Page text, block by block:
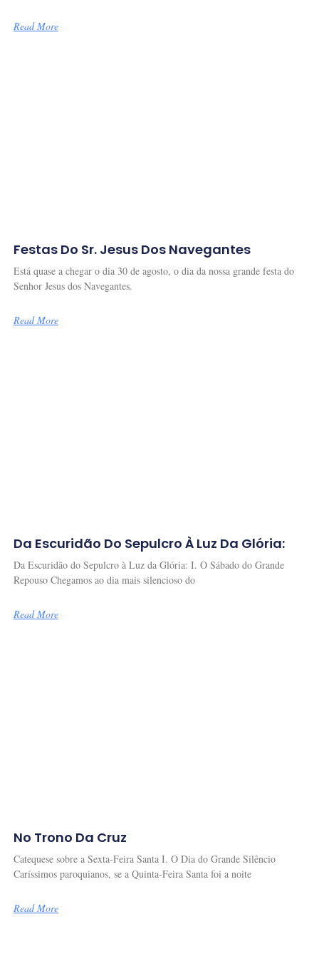
Read More
Festas Do Sr. Jesus Dos Navegantes
Está quase a chegar o dia 30 de agosto, o dia da nossa grande festa do
Senhor Jesus dos Navegantes.
Read More
Da Escuridão Do Sepulcro À Luz Da Glória:
Da Escuridão do Sepulcro à Luz da Glória: I. O Sábado do Grande
Repouso Chegamos ao dia mais silencioso do
Read More
No Trono Da Cruz
Catequese sobre a Sexta-Feira Santa I. O Dia do Grande Silêncio
Caríssimos paroquianos, se a Quinta-Feira Santa foi a noite
Read More